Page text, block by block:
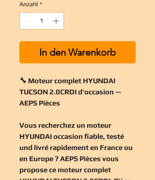
Anzahl *
In den Warenkorb
🔧 Moteur complet HYUNDAI
TUCSON 2.0CRDI d'occasion —
AEPS Pièces
Vous recherchez un moteur
HYUNDAI occasion fiable, testé
und livré rapidement en France ou
en Europe ? AEPS Pièces vous
propose ce moteur complet